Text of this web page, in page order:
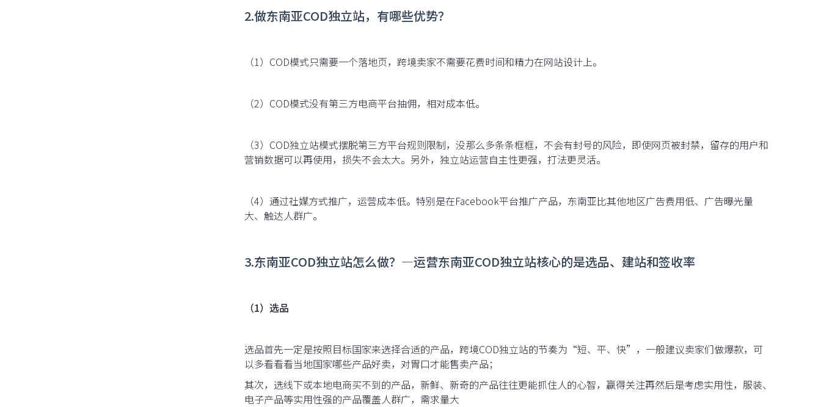
​​2.做东南亚COD独立站，有哪些优势？
（1）COD模式只需要一个落地页，跨境卖家不需要花费时间和精力在网站设计上。
（2）COD模式没有第三方电商平台抽佣，相对成本低。
（3）COD独立站模式摆脱第三方平台规则限制，没那么多条条框框，不会有封号的风险，即使网页被封禁，留存的用户和
营销数据可以再使用，损失不会太大。另外，独立站运营自主性更强，打法更灵活。
（4）通过社媒方式推广，运营成本低。特别是在Facebook平台推广产品，东南亚比其他地区广告费用低、广告曝光量
大、触达人群广。
3.东南亚COD独立站怎么做？—运营东南亚COD独立站核心的是选品、建站和签收率
（1）选品
选品首先一定是按照目标国家来选择合适的产品，跨境COD独立站的节奏为“短、平、快”，一般建议卖家们做爆款，可
以多看看看当地国家哪些产品好卖，对胃口才能售卖产品；
其次，选线下或本地电商买不到的产品，新鲜、新奇的产品往往更能抓住人的心智，赢得关注再然后是考虑实用性，服装、
电子产品等实用性强的产品覆盖人群广，需求量大